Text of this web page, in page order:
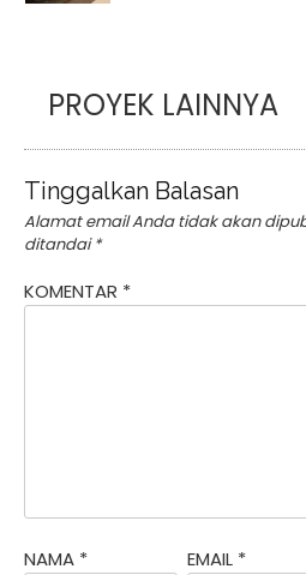
PROYEK LAINNYA
Tinggalkan Balasan
Alamat email Anda tidak akan
ditandai*
KOMENTAR *
NAMA * EMAIL *